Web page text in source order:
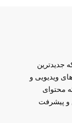
جدیدترین
ویدیویی و
محتوای
و پیشرفت